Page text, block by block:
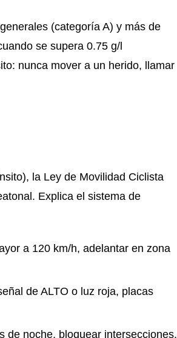
(categoría A) y más de
se supera 0.75 g/l
nunca mover a un herido, llamar
la Ley de Movilidad Ciclista
Explica el sistema de
a 120 km/h, adelantar en zona
de ALTO o luz roja, placas
de noche, bloquear intersecciones,